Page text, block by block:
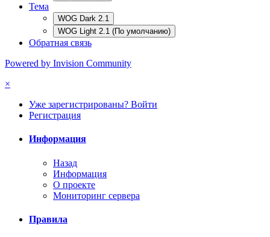
Тема
WOG Dark 2.1
WOG Light 2.1 (По умолчанию)
Обратная связь
Powered by Invision Community
×
Уже зарегистрированы? Войти
Регистрация
Информация
Назад
Информация
О проекте
Мониторинг сервера
Правила